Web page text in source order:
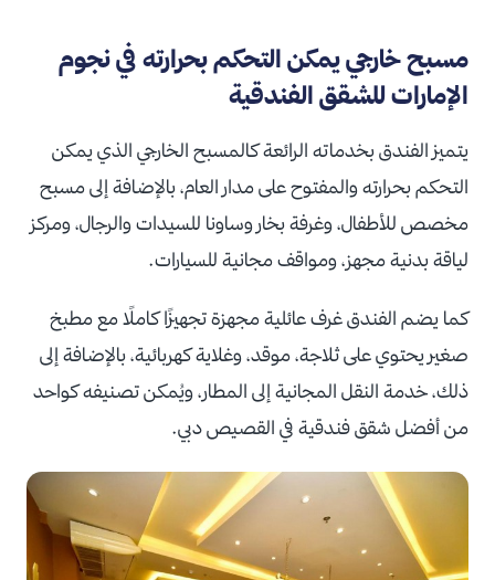
مسبح خارجي يمكن التحكم بحرارته في نجوم
الإمارات للشقق الفندقية
يتميز الفندق بخدماته الرائعة كالمسبح الخارجي الذي يمكن
التحكم بحرارته والمفتوح على مدار العام، بالإضافة إلى مسبح
مخصص للأطفال، وغرفة بخار وساونا للسيدات والرجال، ومركز
لياقة بدنية مجهز، ومواقف مجانية للسيارات.
كما يضم الفندق غرف عائلية مجهزة تجهيزًا كاملًا مع مطبخ
صغير يحتوي على ثلاجة، موقد، وغلاية كهربائية، بالإضافة إلى
ذلك، خدمة النقل المجانية إلى المطار، ويُمكن تصنيفه كواحد
من أفضل شقق فندقية في القصيص دبي.